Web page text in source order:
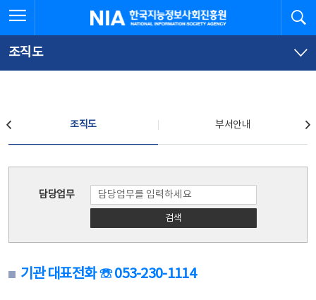
문
로
가
체
뉴
바
가
한국지능정보사회진흥원
조직도
조직도 부서안내
담당업무
검색
기관 대표전화 ☏ 053-230-1114